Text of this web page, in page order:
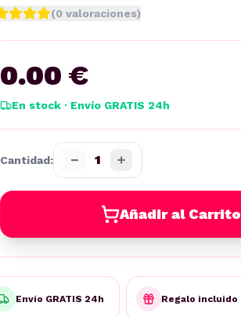
(0 valoraciones)
0.00 €
En stock · Envío GRATIS 24h
Cantidad: − 1 +
Añadir al Carrito
Envío GRATIS 24h Regalo incluido